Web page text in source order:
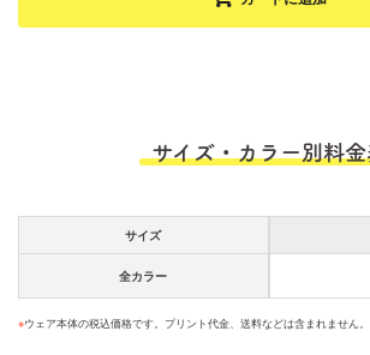
サイズ・カラー別料金
サイズ
全カラー
※ウェア本体の税込価格です。プリント代金、送料などは含まれません。